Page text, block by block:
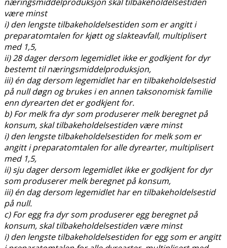
være minst
i) den lengste tilbakeholdelsestiden som er angitt i
preparatomtalen for kjøtt og slakteavfall, multiplisert
med 1,5,
ii) 28 dager dersom legemidlet ikke er godkjent for dyr
bestemt til næringsmiddelproduksjon,
iii) én dag dersom legemidlet har en tilbakeholdelsestid
på null døgn og brukes i en annen taksonomisk familie
enn dyrearten det er godkjent for.
b) For melk fra dyr som produserer melk beregnet på
konsum, skal tilbakeholdelsestiden være minst
i) den lengste tilbakeholdelsestiden for melk som er
angitt i preparatomtalen for alle dyrearter, multiplisert
med 1,5,
ii) sju dager dersom legemidlet ikke er godkjent for dyr
som produserer melk beregnet på konsum,
iii) én dag dersom legemidlet har en tilbakeholdelsestid
på null.
c) For egg fra dyr som produserer egg beregnet på
konsum, skal tilbakeholdelsestiden være minst
i) den lengste tilbakeholdelsestiden for egg som er angitt